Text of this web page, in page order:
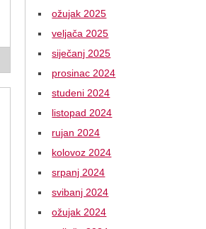
ožujak 2025
veljača 2025
siječanj 2025
prosinac 2024
studeni 2024
listopad 2024
rujan 2024
kolovoz 2024
srpanj 2024
svibanj 2024
ožujak 2024